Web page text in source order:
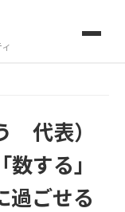
代表）
する」
過ごせる